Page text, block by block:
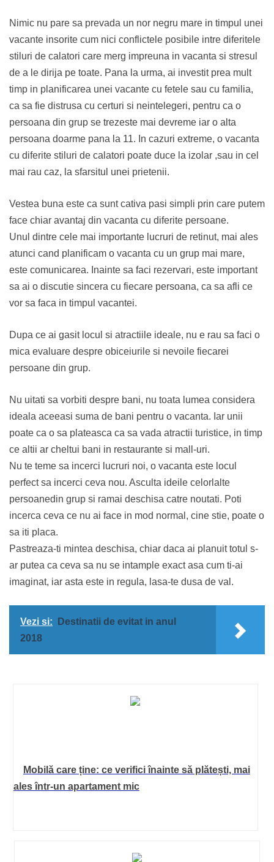
Nimic nu pare sa prevada un nor negru mare in timpul unei
vacante insorite cum nici conflictele posibile intre diferitele
stiluri de calatori care merg impreuna in vacanta si stresul
de a le dirija pe toate. Pana la urma, ai investit prea mult
timp in planificarea unei vacante cu fetele sau cu familia,
ca sa fie distrusa cu certuri si neintelegeri, pentru ca o
persoana din grup se trezeste mai devreme iar o alta
persoana doarme pana la 11. In cazuri extreme, o vacanta
cu diferite stiluri de calatori poate duce la izolar ,sau in cel
mai rau caz, la sfarsitul unei prietenii.
Vestea buna este ca sunt cativa pasi simpli prin care putem
face chiar avantaj din vacanta cu diferite persoane.
Unul dintre cele mai importante lucruri de retinut, mai ales
atunci cand planificam o vacanta cu un grup mai mare,
este comunicarea. Inainte sa faci rezervari, este important
sa ai o discutie sincera cu fiecare persoana, ca sa afli ce
vor sa faca in timpul vacantei.
Dupa ce ai gasit locul si atractiile ideale, nu e rau sa faci o
mica evaluare despre obiceiurile si nevoile fiecarei
persoane din grup.
Nu uitati sa vorbiti despre bani, nu toata lumea considera
ideala aceeasi suma de bani pentru o vacanta. Iar unii
poate ca o sa plateasca ca sa vada atractii turistice, in timp
ce altii ar cheltui bani in restaurante si mall-uri.
Nu te teme sa incerci lucruri noi, o vacanta este locul
perfect sa incerci ceva nou. Asculta ideile celorlalte
persoanedin grup si ramai deschisa catre noutati. Poti
incerca ceva ce nu ai face in mod normal, cine stie, poate o
sa iti placa.
Pastreaza-ti mintea deschisa, chiar daca ai planuit totul s-
ar putea ca ceva sa nu se intample exact asa cum ti-ai
imaginat, iar asta este in regula, lasa-te dusa de val.
Vezi si:
Destinatii de evitat in anul
2018
Mobilă care ține: ce verifici înainte să plătești, mai
ales într-un apartament mic